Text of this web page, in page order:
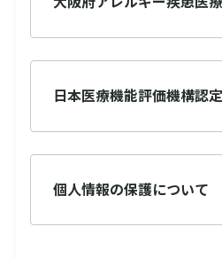
日本医療機能評価機構認
個人情報の保護について